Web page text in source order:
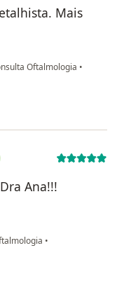
Mais
Oftalmologia •
Ana!!!
•